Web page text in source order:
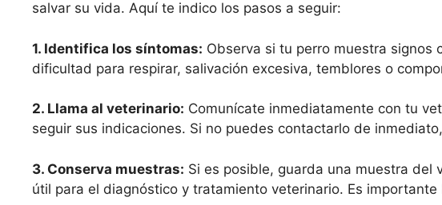
salvar su vida. Aquí te indico los pasos a seguir:
1. Identifica los síntomas: Observa si tu perro muestra signos
dificultad para respirar, salivación excesiva, temblores o
2. Llama al veterinario: Comunícate inmediatamente con tu
seguir sus indicaciones. Si no puedes contactarlo de
3. Conserva muestras: Si es posible, guarda una muestra del
útil para el diagnóstico y tratamiento veterinario. Es